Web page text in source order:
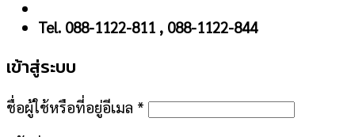
Tel. 088-1122-811 , 088-1122-844
เข้าสู่ระบบ
ชื่อผู้ใช้หรือที่อยู่อีเมล *